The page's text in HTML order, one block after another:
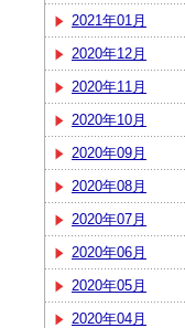
2021年01月
2020年12月
2020年11月
2020年10月
2020年09月
2020年08月
2020年07月
2020年06月
2020年05月
2020年04月